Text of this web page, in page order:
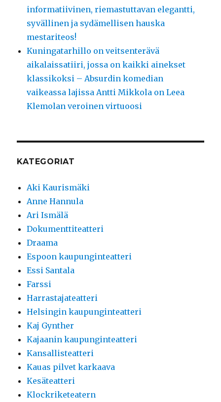
informatiivinen, riemastuttavan elegantti,
syvällinen ja sydämellisen hauska
mestariteos!
Kuningatarhillo on veitsenterävä
aikalaissatiiri, jossa on kaikki ainekset
klassikoksi – Absurdin komedian
vaikeassa lajissa Antti Mikkola on Leea
Klemolan veroinen virtuoosi
KATEGORIAT
Aki Kaurismäki
Anne Hannula
Ari Ismälä
Dokumenttiteatteri
Draama
Espoon kaupunginteatteri
Essi Santala
Farssi
Harrastajateatteri
Helsingin kaupunginteatteri
Kaj Gynther
Kajaanin kaupunginteatteri
Kansallisteatteri
Kauas pilvet karkaava
Kesäteatteri
Klockriketeatern